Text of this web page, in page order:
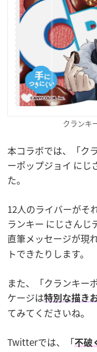
クランキ
本コラボでは、「ク
ーポップジョイ にじ
た。
12人のライバーがそ
ランキー にじさんじ
直筆メッセージが現れ
トできたりします。
また、「クランキー
ケージは特別な描き
てみてくださいね。
Twitterでは、「不破